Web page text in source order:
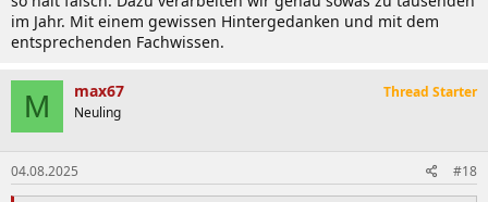
im Jahr. Mit einem gewissen Hintergedanken und mit dem
entsprechenden Fachwissen.
M max67
Neuling
Thread Starter
04.08.2025 #18